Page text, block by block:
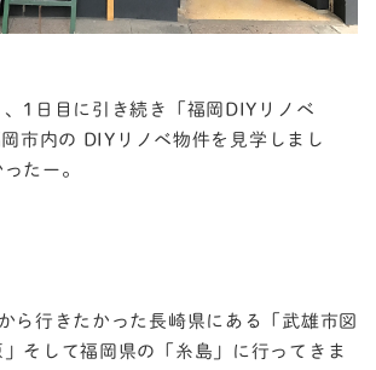
1日目に引き続き「福岡DIYリノベ
市内の DIYリノベ物件を見学しまし
たー。
ら行きたかった長崎県にある「武雄市図
そして福岡県の「糸島」に行ってきま